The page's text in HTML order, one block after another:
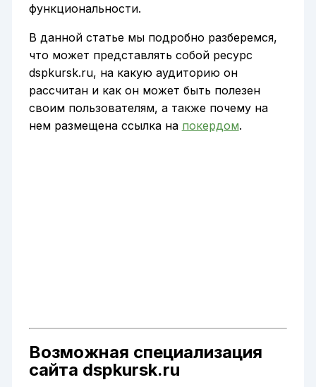
функциональности.
В данной статье мы подробно разберемся,
что может представлять собой ресурс
dspkursk.ru, на какую аудиторию он
рассчитан и как он может быть полезен
своим пользователям, а также почему на
нем размещена ссылка на покердом.
Возможная специализация
сайта dspkursk.ru